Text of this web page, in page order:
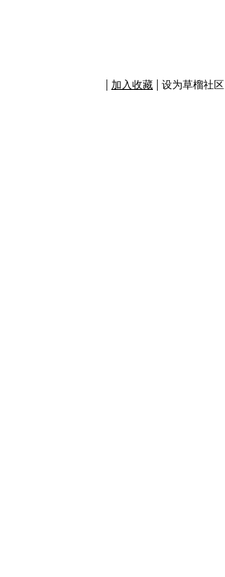
| 加入收藏 | 设为草榴社区